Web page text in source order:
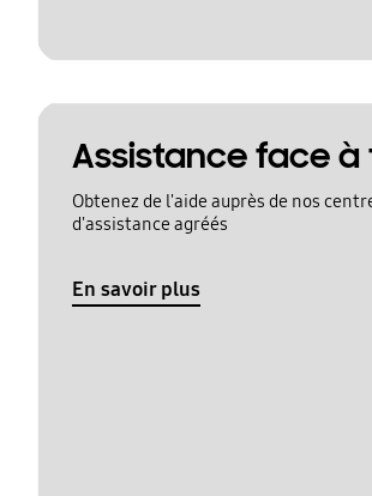
Assistance face à
Obtenez de l'aide auprès de nos
d'assistance agréés
En savoir plus